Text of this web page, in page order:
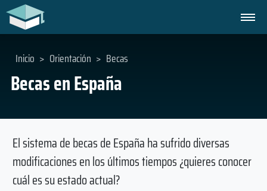
Becas en España
Inicio > Orientación > Becas
El sistema de becas de España ha sufrido diversas
modificaciones en los últimos tiempos ¿quieres conocer
cuál es su estado actual?